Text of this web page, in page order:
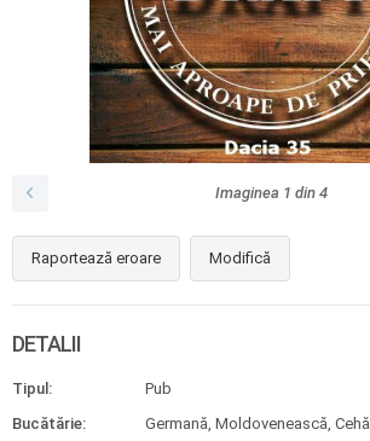
Imaginea 1 din 4
Raportează eroare Modifică
DETALII
Tipul:
Pub
Bucătărie:
Germană, Moldovenească, Cehă